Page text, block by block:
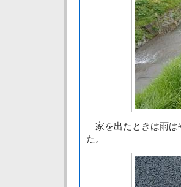
家を出たときは雨は
た。